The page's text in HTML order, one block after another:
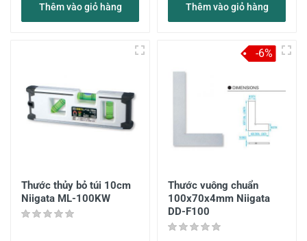
Thêm vào giỏ hàng Thêm vào giỏ hàng
Thước thủy bỏ túi 10cm
Niigata ML-100KW
Thước vuông chuẩn
100x70x4mm Niigata
DD-F100
-6%